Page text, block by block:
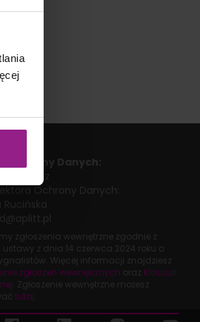
Ochrony Danych:
Ochrony Danych:
Rucińska
zgłoszenia wewnętrzne zgodnie z
ustawy z dnia 14 czerwca 2024 roku o
Więcej informacji znajdziesz
zgłoszeń wewnętrznych oraz Klauzuli
. Zgłoszenie wewnętrzne możesz
tutaj